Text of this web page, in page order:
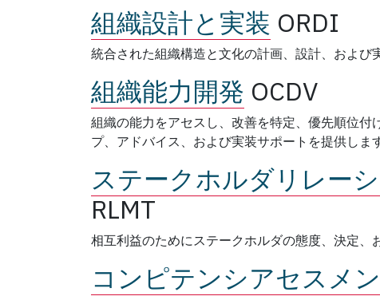
組織設計と実装 ORDI
統合された組織構造と文化の計画、設計、および
組織能力開発 OCDV
組織の能力をアセスし、改善を特定、優先順位付
プ、アドバイス、および実装サポートを提供します
ステークホルダリレー
RLMT
相互利益のためにステークホルダの態度、決定、
コンピテンシアセスメ